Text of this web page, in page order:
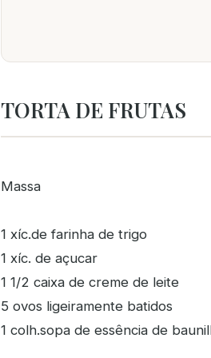
TORTA DE FRUTAS
Massa
1 xíc.de farinha de trigo
1 xíc. de açucar
1 1/2 caixa de creme de leite
5 ovos ligeiramente batidos
1 colh.sopa de essência de